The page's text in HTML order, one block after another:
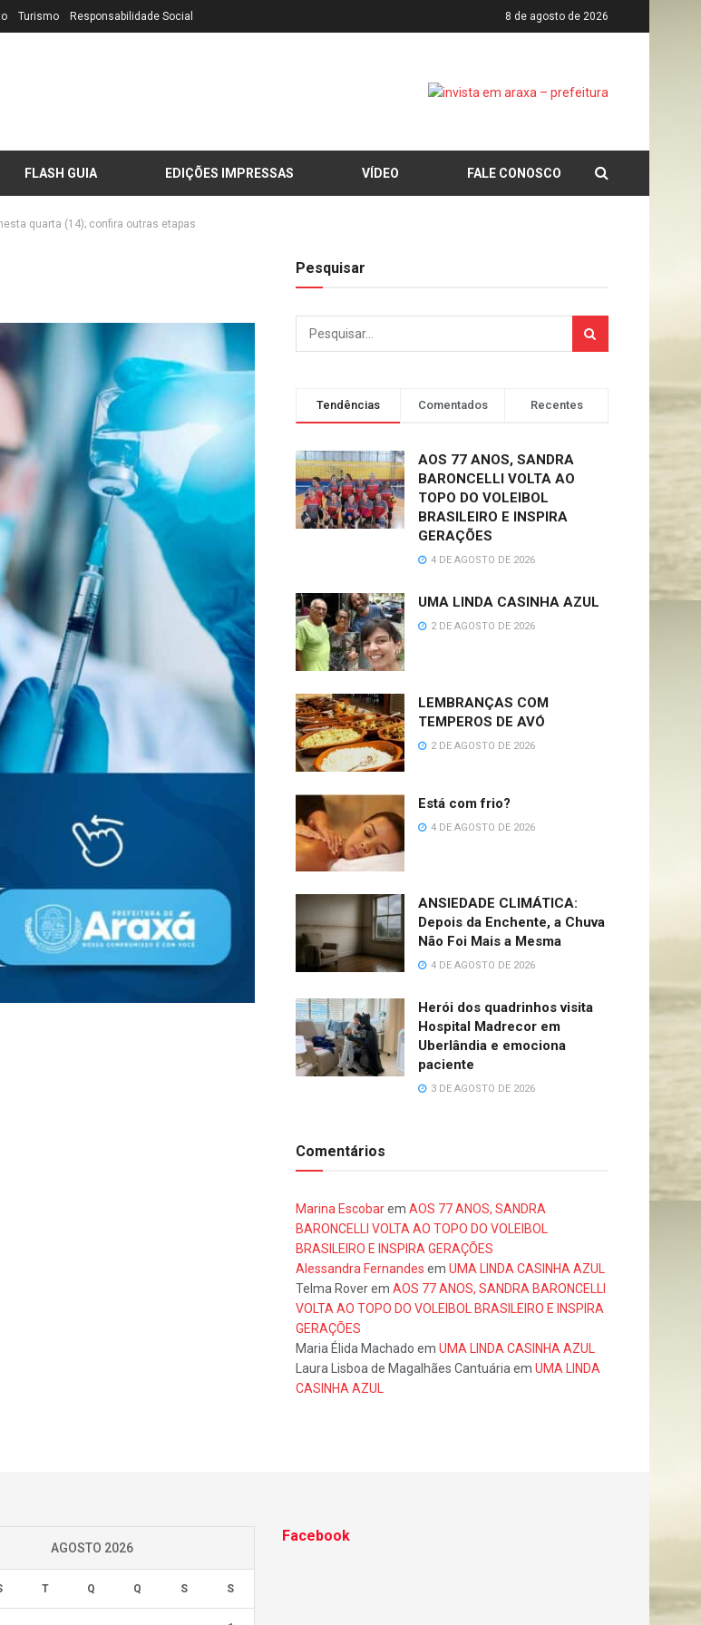
Turismo Responsabilidade Social 8 de agosto de 2026
FLASH GUIA EDIÇÕES IMPRESSAS VÍDEO FALE CONOSCO
quarta (14); confira outras etapas
Pesquisar
Tendências Comentados Recentes
AOS 77 ANOS, SANDRA
BARONCELLI VOLTA AO
TOPO DO VOLEIBOL
BRASILEIRO E INSPIRA
GERAÇÕES
4 DE AGOSTO DE 2026
UMA LINDA CASINHA AZUL
2 DE AGOSTO DE 2026
LEMBRANÇAS COM
TEMPEROS DE AVÓ
2 DE AGOSTO DE 2026
Está com frio?
4 DE AGOSTO DE 2026
ANSIEDADE CLIMÁTICA:
Depois da Enchente, a Chuva
Não Foi Mais a Mesma
4 DE AGOSTO DE 2026
Herói dos quadrinhos visita
Hospital Madrecor em
Uberlândia e emociona
paciente
3 DE AGOSTO DE 2026
Comentários
Marina Escobarem AOS 77 ANOS, SANDRA
BARONCELLI VOLTA AO TOPO DO VOLEIBOL
BRASILEIRO E INSPIRA GERAÇÕES
Alessandra Fernandes em UMA LINDA CASINHA AZUL
Telma Roverem AOS 77 ANOS, SANDRA BARONCELLI
VOLTA AO TOPO DO VOLEIBOL BRASILEIRO E INSPIRA
GERAÇÕES
Maria Élida Machado em UMA LINDA CASINHA AZUL
Laura Lisboa de Magalhães Cantuáriaem UMA LINDA
CASINHA AZUL
AGOSTO 2026
T Q Q S S
Facebook